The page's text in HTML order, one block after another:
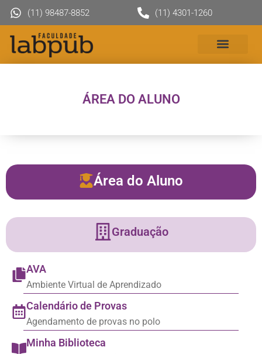
(11) 98487-8852 (11) 4301-1260
ÁREA DO ALUNO
Área do Aluno
Graduação
AVA
Ambiente Virtual de Aprendizado
Calendário de Provas
Agendamento de provas no polo
Minha Biblioteca